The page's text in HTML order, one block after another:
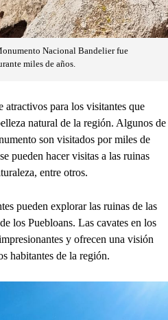
Nacional Bandelier fue
miles de años.
atractivos para los visitantes que
natural de la región. Algunos de
son visitados por miles de
pueden hacer visitas a las ruinas
entre otros.
pueden explorar las ruinas de las
los Puebloans. Las cavates en los
y ofrecen una visión
habitantes de la región.